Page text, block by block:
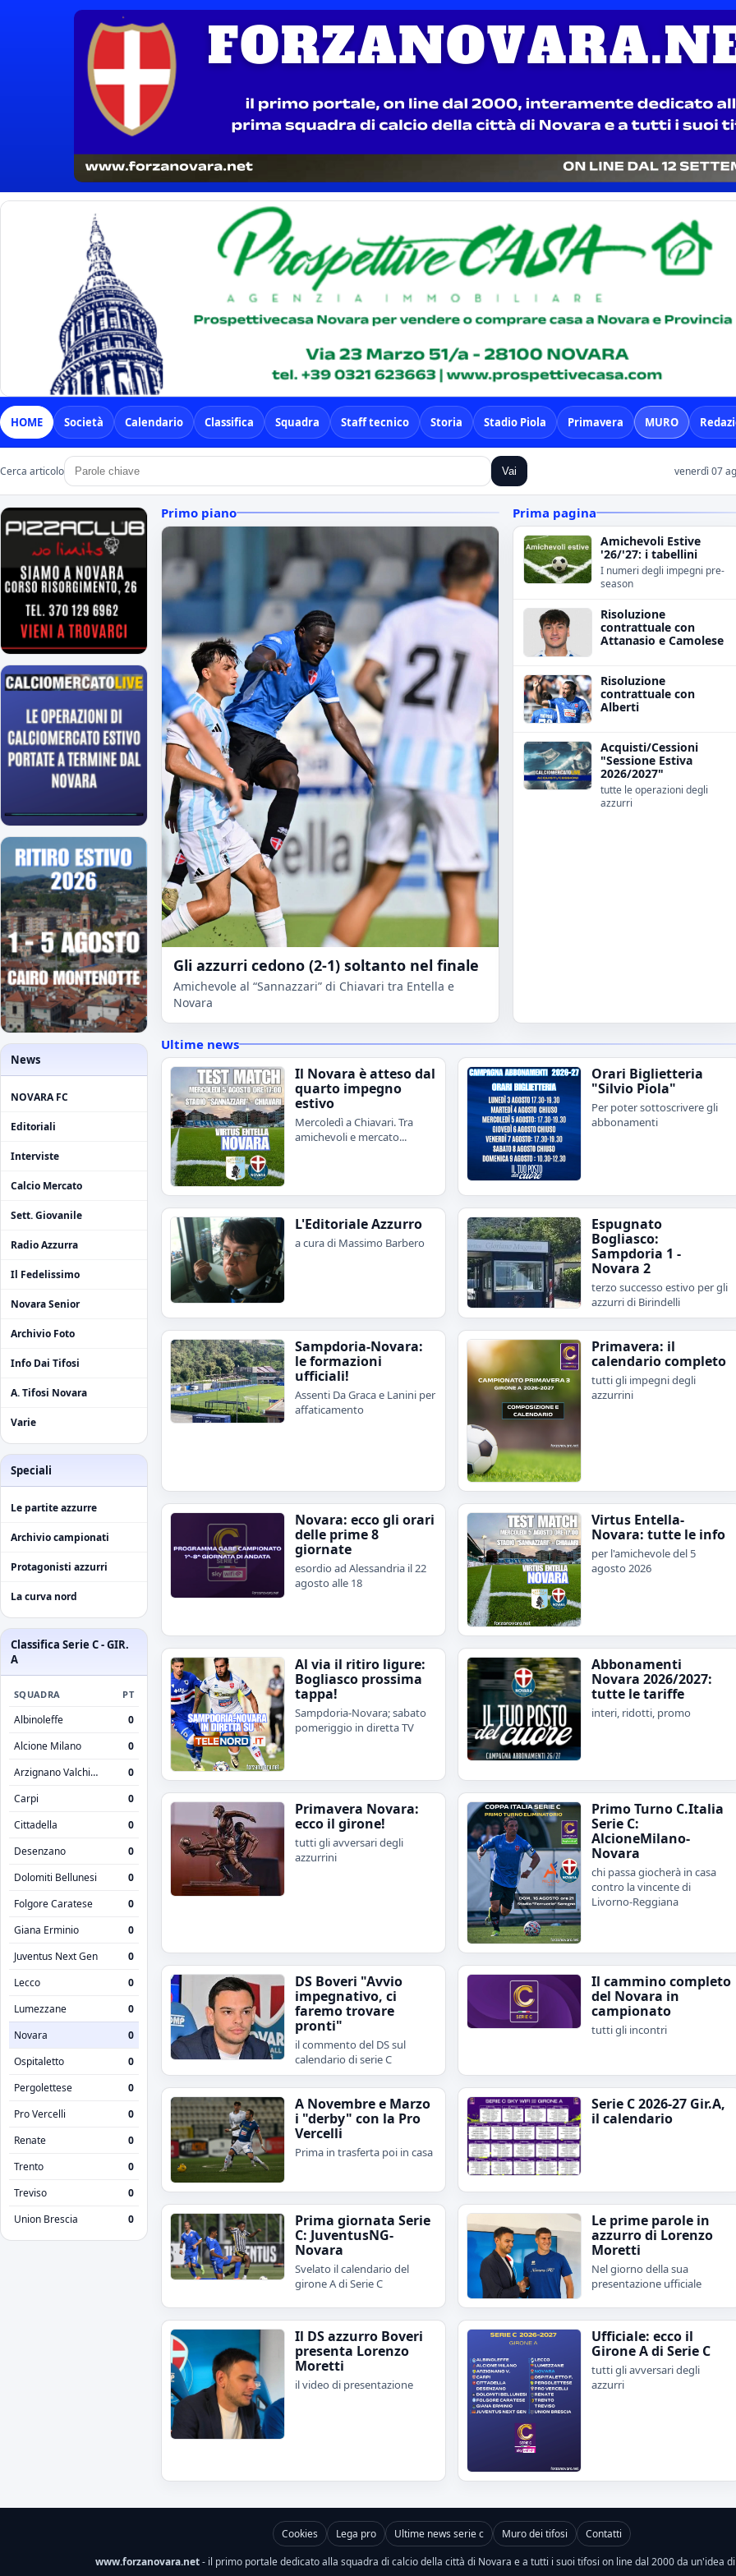
HOME Società Calendario Classifica Squadra Staff tecnico Storia Stadio Piola Primavera MURO
Cerca articolo Vai venerdì 07
News
NOVARA FC
Editoriali
Interviste
Calcio Mercato
Sett. Giovanile
Radio Azzurra
Il Fedelissimo
Novara Senior
Archivio Foto
Info Dai Tifosi
A. Tifosi Novara
Varie
Speciali
Le partite azzurre
Archivio campionati
Protagonisti azzurri
La curva nord
Classifica Serie C - GIR.
A
SQUADRA PT
Albinoleffe
0
Alcione Milano
0
Arzignano Valchiampo
0
Carpi
0
Cittadella
0
Desenzano
0
Dolomiti Bellunesi
0
Folgore Caratese
0
Giana Erminio
0
Juventus Next Gen
0
Lecco
0
Lumezzane
0
Novara
0
Ospitaletto
0
Pergolettese
0
Pro Vercelli
0
Renate
0
Trento
0
Treviso
0
Union Brescia
0
Primo piano
Gli azzurri cedono (2-1) soltanto nel finale
Amichevole al “Sannazzari” di Chiavari tra Entella e
Novara
Prima pagina
Amichevoli Estive
'26/'27: i tabellini
I numeri degli impegni pre-
season
Risoluzione
contrattuale con
Attanasio e Camolese
Risoluzione
contrattuale con
Alberti
Acquisti/Cessioni
"Sessione Estiva
2026/2027"
tutte le operazioni degli
azzurri
Ultime news
Il Novara è atteso dal
quarto impegno
estivo
Mercoledì a Chiavari. Tra
amichevoli e mercato...
Orari Biglietteria
"Silvio Piola"
Per poter sottoscrivere gli
abbonamenti
L'Editoriale Azzurro
a cura di Massimo Barbero
Espugnato
Bogliasco:
Sampdoria 1 -
Novara 2
terzo successo estivo per gli
azzurri di Birindelli
Sampdoria-Novara:
le formazioni
ufficiali!
Assenti Da Graca e Lanini per
affaticamento
Primavera: il
calendario completo
tutti gli impegni degli
azzurrini
Novara: ecco gli orari
delle prime 8
giornate
esordio ad Alessandria il 22
agosto alle 18
Virtus Entella-
Novara: tutte le info
per l'amichevole del 5
agosto 2026
Al via il ritiro ligure:
Bogliasco prossima
tappa!
Sampdoria-Novara; sabato
pomeriggio in diretta TV
Abbonamenti
Novara 2026/2027:
tutte le tariffe
interi, ridotti, promo
Primavera Novara:
ecco il girone!
tutti gli avversari degli
azzurrini
Primo Turno C.Italia
Serie C:
AlcioneMilano-
Novara
chi passa giocherà in casa
contro la vincente di
Livorno-Reggiana
DS Boveri "Avvio
impegnativo, ci
faremo trovare
pronti"
il commento del DS sul
calendario di serie C
Il cammino completo
del Novara in
campionato
tutti gli incontri
A Novembre e Marzo
i "derby" con la Pro
Vercelli
Prima in trasferta poi in casa
Serie C 2026-27 Gir.A,
il calendario
Prima giornata Serie
C: JuventusNG-
Novara
Svelato il calendario del
girone A di Serie C
Le prime parole in
azzurro di Lorenzo
Moretti
Nel giorno della sua
presentazione ufficiale
Il DS azzurro Boveri
presenta Lorenzo
Moretti
il video di presentazione
Ufficiale: ecco il
Girone A di Serie C
tutti gli avversari degli
azzurri
Cookies Lega pro Ultime news serie c Muro dei tifosi
Contatti
www.forzanovara.net- il primo portale dedicato alla squadra di calcio della città di Novara e a tutti i suoi tifosi on line dal 2000 da un'idea di